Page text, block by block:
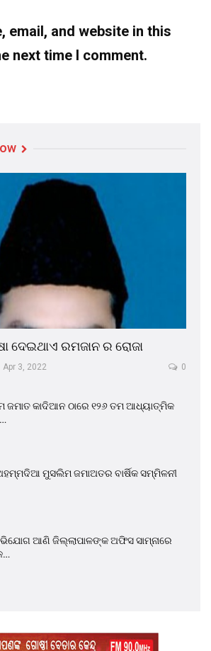
email, and website in this
next time I comment.
ଦେଇଥାଏ ରମଜାନ ର ରୋଜା
Apr 3, 2022 0
କାଦିଆନ ଠାରେ ୧୨୬ ତମ ଆଧ୍ୟାତ୍ମିକ
ମୁସଲିମ ଜମାଅତର ବାର୍ଷିକ ସମ୍ମିଳନୀ
ଆଣି ଜିଲ୍ଲାପାଳଙ୍କ ଅଫିସ ସାମ୍ନାରେ